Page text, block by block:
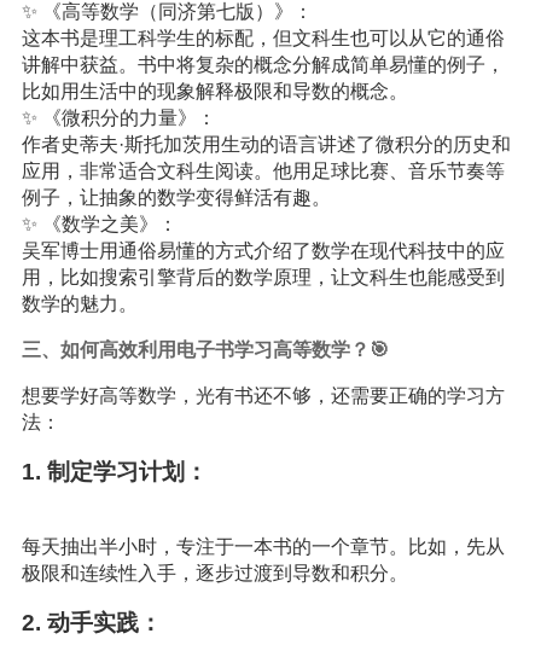
✨ 《高等数学（同济第七版）》：
这本书是理工科学生的标配，但文科生也可以从它的通俗
讲解中获益。书中将复杂的概念分解成简单易懂的例子，
比如用生活中的现象解释极限和导数的概念。
✨ 《微积分的力量》：
作者史蒂夫·斯托加茨用生动的语言讲述了微积分的历史和
应用，非常适合文科生阅读。他用足球比赛、音乐节奏等
例子，让抽象的数学变得鲜活有趣。
✨ 《数学之美》：
吴军博士用通俗易懂的方式介绍了数学在现代科技中的应
用，比如搜索引擎背后的数学原理，让文科生也能感受到
数学的魅力。
三、如何高效利用电子书学习高等数学？🎯
想要学好高等数学，光有书还不够，还需要正确的学习方
法：
1. 制定学习计划：
每天抽出半小时，专注于一本书的一个章节。比如，先从
极限和连续性入手，逐步过渡到导数和积分。
2. 动手实践：